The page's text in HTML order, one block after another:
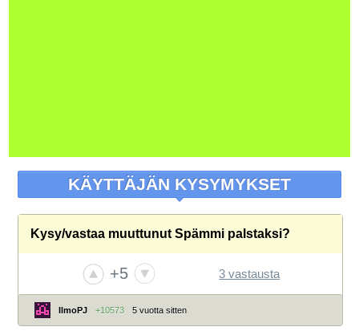
KÄYTTÄJÄN KYSYMYKSET
Kysy/vastaa muuttunut Spämmi palstaksi?
+5 3 vastausta
IlmoPJ +10573 5 vuotta sitten